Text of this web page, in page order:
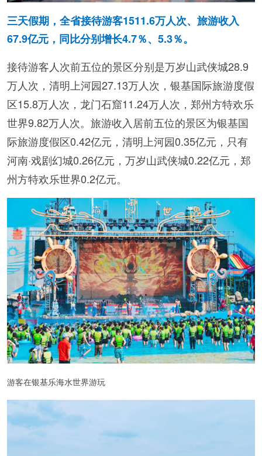
三天假期，全省接待游客1511.6万人次、旅游收入
67.9亿元，同比分别增长4.7％、5.3％。
接待游客人次前五位的景区分别是万岁山武侠城28.9
万人次，清明上河园27.13万人次，银基国际旅游度假
区15.8万人次，龙门石窟11.24万人次，郑州方特欢乐
世界9.82万人次。旅游收入居前五位的景区为银基国
际旅游度假区0.42亿元，清明上河园0.35亿元，只有
河南·戏剧幻城0.26亿元，万岁山武侠城0.22亿元，郑
州方特欢乐世界0.2亿元。
游客在银基乐海水世界游玩